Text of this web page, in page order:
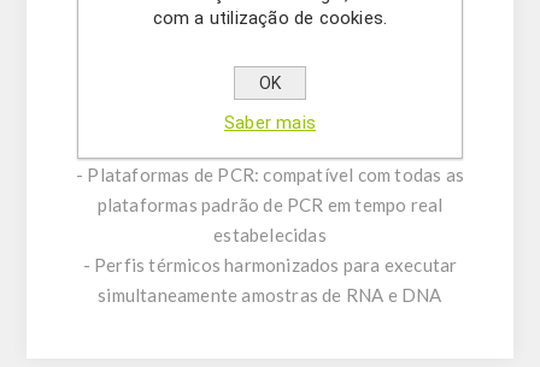
de hot-start rápido
- Sistema de controlo positivo interno para
excluir resultados falso-negativos
- Plataformas de PCR: compatível com todas as
plataformas padrão de PCR em tempo real
estabelecidas
- Perfis térmicos harmonizados para executar
simultaneamente amostras de RNA e DNA
com a utilização de cookies.
OK
Saber mais